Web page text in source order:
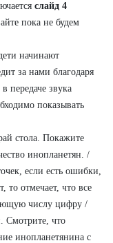
слайд 4
пока не будем
начинают
за нами благодаря
передаче звука
показывать
стола. Покажите
инопланетян. /
если есть ошибки,
то отмечает, что все
числу цифру /
Смотрите, что
инопланетянина с